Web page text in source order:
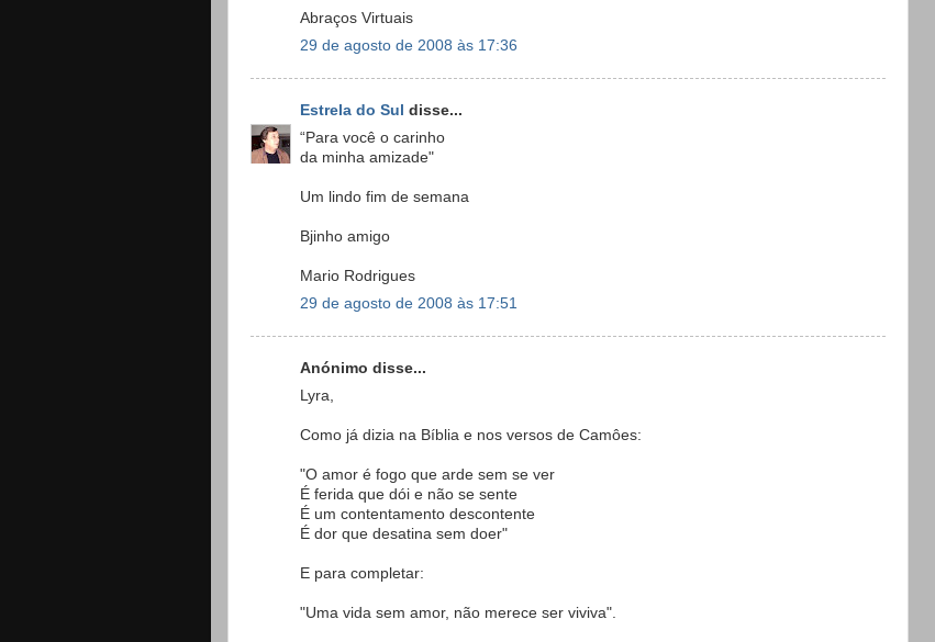
Abraços Virtuais
29 de agosto de 2008 às 17:36
Estrela do Sul disse...
“Para você o carinho
da minha amizade"
Um lindo fim de semana
Bjinho amigo
Mario Rodrigues
29 de agosto de 2008 às 17:51
Anónimo disse...
Lyra,
Como já dizia na Bíblia e nos versos de Camôes:
"O amor é fogo que arde sem se ver
É ferida que dói e não se sente
É um contentamento descontente
É dor que desatina sem doer"
E para completar:
"Uma vida sem amor, não merece ser viviva".